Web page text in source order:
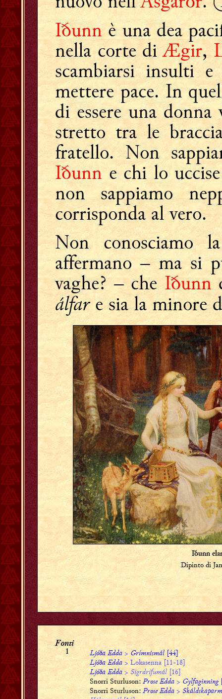
Iðunnè una dea
nella corte diÆgir,
scambiarsi insulti
mettere pace. In
di essere una
stretto tra le
fratello. Non
Iðunne chi lo
non sappiamo
corrisponda al vero.
Non
affermano – ma si
vaghe? – cheIðunn
álfare sia la minore
Iðunn
Dipinto di
Fonti
1 Ljóða Edda > Grímnismál [44]
Ljóða Edda> Lokasenna [11-18]
Ljóða Edda > Sigrdrífumál [16]
Snorri Sturluson: Prose Edda > Gylfaginning
Snorri Sturluson: Prose Edda >